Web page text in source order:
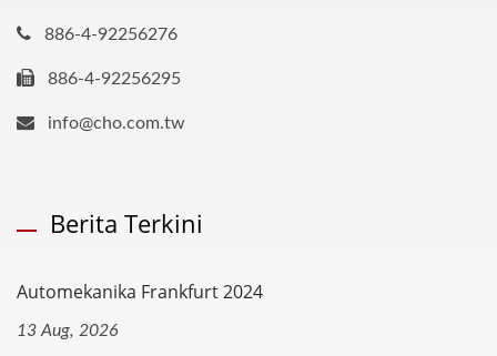
886-4-92256276
886-4-92256295
info@cho.com.tw
Berita Terkini
Automekanika Frankfurt 2024
13 Aug, 2026